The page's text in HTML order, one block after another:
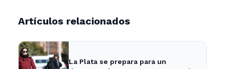
Artículos relacionados
La Plata se prepara para un